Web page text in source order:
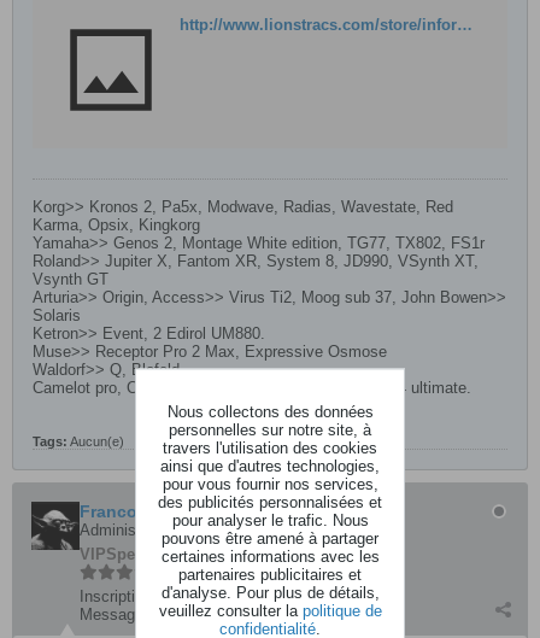
http://www.lionstracs.com/store/information_pages.php?info_id=34&osCsid=a7b108d300cbbd99e6ae8d4cc704d00e
Korg>> Kronos 2, Pa5x, Modwave, Radias, Wavestate, Red
Karma, Opsix, Kingkorg
Yamaha>> Genos 2, Montage White edition, TG77, TX802, FS1r
Roland>> Jupiter X, Fantom XR, System 8, JD990, VSynth XT,
Vsynth GT
Arturia>> Origin, Access>> Virus Ti2, Moog sub 37, John Bowen>>
Solaris
Ketron>> Event, 2 Edirol UM880.
Muse>> Receptor Pro 2 Max, Expressive Osmose
Waldorf>> Q, Blofeld
Camelot pro, Cubase 13, Omnisphere 2, Komplete 14 ultimate.
Tags: Aucun(e)
Francois
Administrateur
VIPSpectAKulaire
Inscription:
août 2003
Messages:
28357
Nous collectons des données
personnelles sur notre site, à
travers l'utilisation des cookies
ainsi que d'autres technologies,
pour vous fournir nos services,
des publicités personnalisées et
pour analyser le trafic. Nous
pouvons être amené à partager
certaines informations avec les
partenaires publicitaires et
d'analyse. Pour plus de détails,
veuillez consulter la politique de
confidentialité